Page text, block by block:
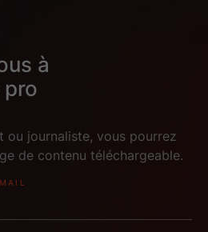
à
ou journaliste, vous pourrez
de contenu téléchargeable.